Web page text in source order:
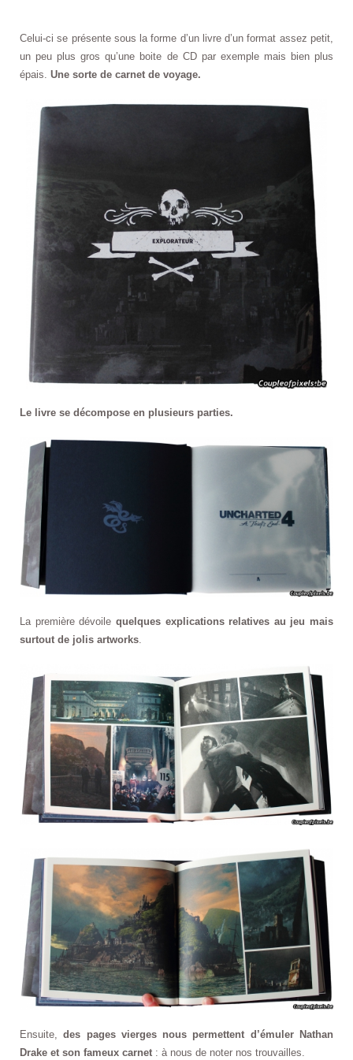
Celui-ci se présente sous la forme d’un livre d’un format assez petit,
un peu plus gros qu’une boite de CD par exemple mais bien plus
épais. Une sorte de carnet de voyage.
Le livre se décompose en plusieurs parties.
La première dévoile quelques explications relatives au jeu mais
surtout de jolis artworks.
Ensuite,des pages vierges nous permettent d’émuler Nathan
Drake et son fameux carnet : à nous de noter nos trouvailles.